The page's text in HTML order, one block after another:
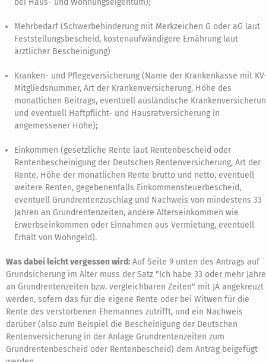
bei Haus- und Wohnungseigentum);
Mehrbedarf (Schwerbehinderung mit Merkzeichen G oder aG laut
Feststellungsbescheid, kostenaufwändigere Ernährung laut
ärztlicher Bescheinigung)
Kranken- und Pflegeversicherung (Name der Krankenkasse mit
Mitgliedsnummer, Art der Krankenversicherung, Höhe des
monatlichen Beitrags, eventuell ausländische
und eventuell Haftpflicht- und Hausratversicherung in
angemessener Höhe);
Einkommen (gesetzliche Rente laut Rentenbescheid oder
Rentenbescheinigung der Deutschen Rentenversicherung, Art der
Rente, Höhe der monatlichen Rente brutto und netto, eventuell
weitere Renten, gegebenenfalls Einkommensteuerbescheid,
eventuell Grundrentenzuschlag und Nachweis von mindestens 33
Jahren an Grundrentenzeiten, andere Alterseinkommen wie
Erwerbseinkommen oder Einnahmen aus Vermietung, eventuell
Erhalt von Wohngeld).
Was dabei leicht vergessen wird: Auf Seite 9 unten des Antrags auf
Grundsicherung im Alter muss der Satz "Ich habe 33 oder mehr Jahre
an Grundrentenzeiten bzw. vergleichbaren Zeiten" mit JA angekreuzt
werden, sofern das für die eigene Rente oder bei Witwen für die
Rente des verstorbenen Ehemannes zutrifft, und ein Nachweis
darüber (also zum Beispiel die Bescheinigung der Deutschen
Rentenversicherung in der Anlage Grundrentenzeiten zum
Grundrentenbescheid oder Rentenbescheid) dem Antrag beigefügt